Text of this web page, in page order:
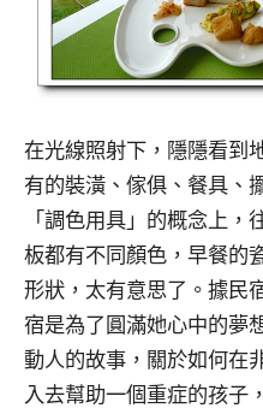
在光線照射下，隱隱看到
有的裝潢、傢俱、餐具、
「調色用具」的概念上
板都有不同顏色，早餐的
形狀，太有意思了。據民
宿是為了圓滿她心中的夢
動人的故事，關於如何在
入去幫助一個重症的孩子